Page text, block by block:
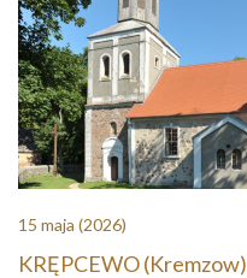
15 maja (2026)
KRĘPCEWO (Kremzow)